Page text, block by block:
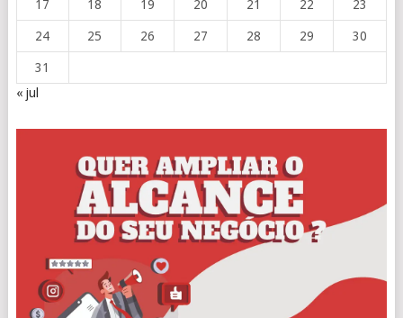
17 18 19 20 21 22 23
24 25 26 27 28 29 30
31
« jul